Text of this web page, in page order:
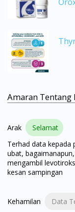
You are currently
To serve you
Amaran Tentang
Arak
Selamat
Terhad data kepada
ubat,
mengambil
kesan sampingan
Kehamilan
Data